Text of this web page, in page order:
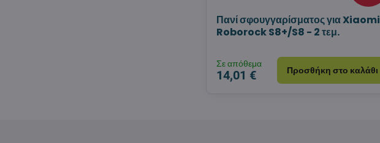
Πανί σφουγγαρίσματος για Xiaomi
Roborock S8+/S8 - 2 τεμ.
Σε απόθεμα
14,01 € Προσθήκη στο καλάθι